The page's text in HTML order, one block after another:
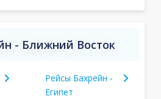
- Ближний Восток
Рейсы Бахрейн -
Египет